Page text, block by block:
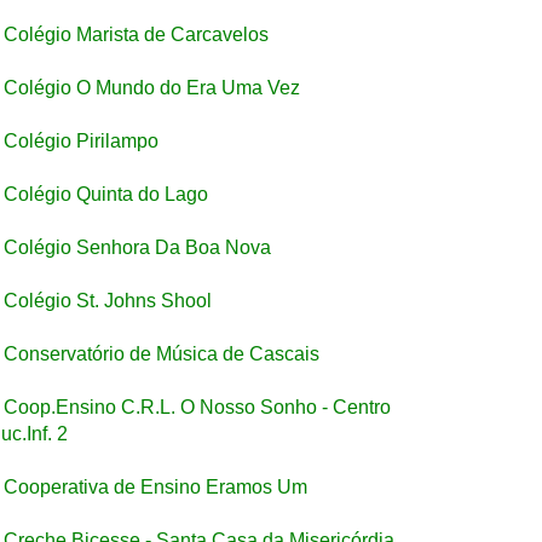
Colégio Marista de Carcavelos
Colégio O Mundo do Era Uma Vez
Colégio Pirilampo
Colégio Quinta do Lago
Colégio Senhora Da Boa Nova
Colégio St. Johns Shool
Conservatório de Música de Cascais
Coop.Ensino C.R.L. O Nosso Sonho - Centro
2
Cooperativa de Ensino Eramos Um